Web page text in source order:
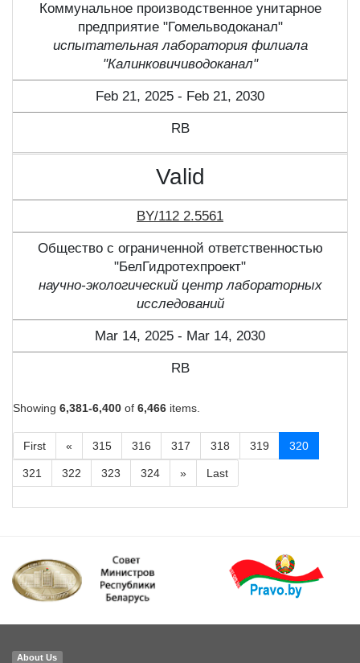
Коммунальное производственное унитарное
предприятие "Гомельводоканал"
испытательная лаборатория филиала
"Калинковичиводоканал"
Feb 21, 2025 - Feb 21, 2030
RB
Valid
BY/112 2.5561
Общество с ограниченной ответственностью
"БелГидротехпроект"
научно-экологический центр лабораторных
исследований
Mar 14, 2025 - Mar 14, 2030
RB
Showing 6,381-6,400 of 6,466 items.
First « 315 316 317 318 319 320
321 322 323 324 » Last
About Us